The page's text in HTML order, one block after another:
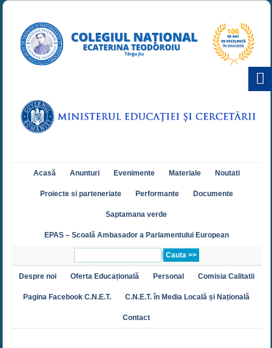
Acasă Anunturi Evenimente Materiale Noutati
Proiecte si parteneriate Performante Documente
Saptamana verde
EPAS – Scoală Ambasador a Parlamentului European
Despre noi Oferta Educațională Personal Comisia Calitatii
Pagina Facebook C.N.E.T. C.N.E.T. în Media Locală și Națională
Contact